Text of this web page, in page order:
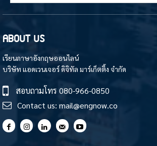
ABOUT US
เรียนภาษาอังกฤษออนไลน์
บริษัท แอดเวนเจอร์ ดิจิทัล มาร์เก็ตติ้ง จำกัด
สอบถามโทร 080-966-0850
Contact us: mail@engnow.co